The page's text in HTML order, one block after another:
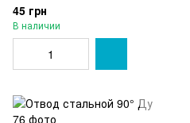
45 грн
В наличии